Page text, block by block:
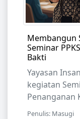
Membangun
Seminar
Bakti
Yayasan
kegiatan
Penanganan
Penulis: Masugi